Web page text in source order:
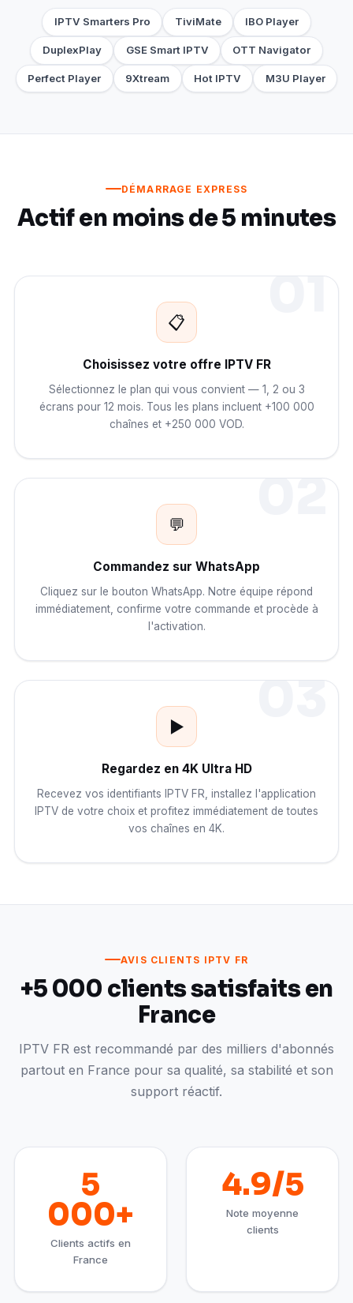
IPTV Smarters Pro TiviMate IBO Player
DuplexPlay GSE Smart IPTV OTT Navigator
Perfect Player 9Xtream Hot IPTV M3U Player
DÉMARRAGE EXPRESS
Actif en moins de 5 minutes
01
📋
Choisissez votre offre IPTV FR
Sélectionnez le plan qui vous convient — 1, 2 ou 3
écrans pour 12 mois. Tous les plans incluent +100 000
chaînes et +250 000 VOD.
02
💬
Commandez sur WhatsApp
Cliquez sur le bouton WhatsApp. Notre équipe répond
immédiatement, confirme votre commande et procède à
l'activation.
03
▶️
Regardez en 4K Ultra HD
Recevez vos identifiants IPTV FR, installez l'application
IPTV de votre choix et profitez immédiatement de toutes
vos chaînes en 4K.
AVIS CLIENTS IPTV FR
+5 000 clients satisfaits en
France
IPTV FR est recommandé par des milliers d'abonnés
partout en France pour sa qualité, sa stabilité et son
support réactif.
5
000+
Clients actifs en
France
4.9/5
Note moyenne
clients